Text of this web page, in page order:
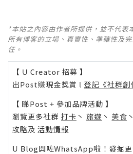
*本站之內容由作者所提供，並不代表
所有博客的立場、真實性、準確性及
任。
【 U Creator 招募 】
出Post賺現金獎賞 l 登記《社群創
【 睇Post + 參加品牌活動 】
瀏覽更多社群 打卡 丶 旅遊 丶 美食 丶
攻略及 活動情報
U Blog開咗WhatsApp啦！發掘更